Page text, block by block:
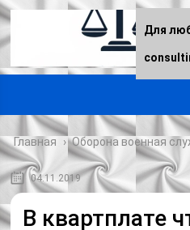
Главная › Оборона военная
04.11.2019
В квартплате
Для